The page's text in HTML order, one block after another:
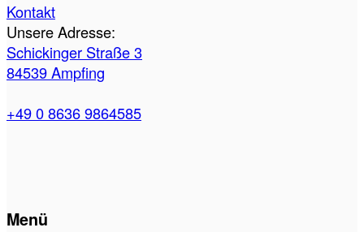
Kontakt
Unsere Adresse:
Schickinger Straße 3
84539 Ampfing
+49 0 8636 9864585
Menü